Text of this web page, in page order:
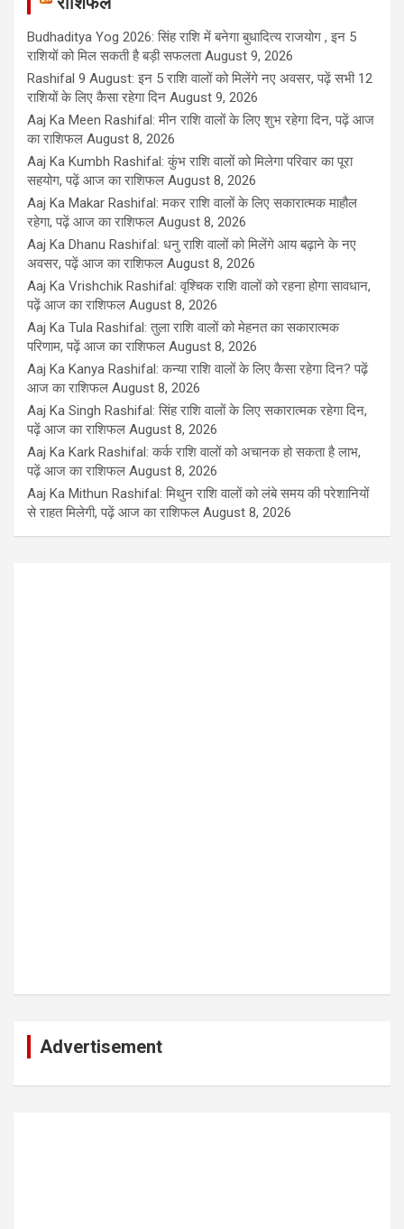
Budhaditya Yog 2026: सिंह राशि में बनेगा बुधादित्य राजयोग , इन 5
राशियों को मिल सकती है बड़ी सफलता August 9, 2026
Rashifal 9 August: इन 5 राशि वालों को मिलेंगे नए अवसर, पढ़ें सभी 12
राशियों के लिए कैसा रहेगा दिन August 9, 2026
Aaj Ka Meen Rashifal: मीन राशि वालों के लिए शुभ रहेगा दिन, पढ़ें आज
का राशिफल August 8, 2026
Aaj Ka Kumbh Rashifal: कुंभ राशि वालों को मिलेगा परिवार का पूरा
सहयोग, पढ़ें आज का राशिफल August 8, 2026
Aaj Ka Makar Rashifal: मकर राशि वालों के लिए सकारात्मक माहौल
रहेगा, पढ़ें आज का राशिफल August 8, 2026
Aaj Ka Dhanu Rashifal: धनु राशि वालों को मिलेंगे आय बढ़ाने के नए
अवसर, पढ़ें आज का राशिफल August 8, 2026
Aaj Ka Vrishchik Rashifal: वृश्चिक राशि वालों को रहना होगा सावधान,
पढ़ें आज का राशिफल August 8, 2026
Aaj Ka Tula Rashifal: तुला राशि वालों को मेहनत का सकारात्मक
परिणाम, पढ़ें आज का राशिफल August 8, 2026
Aaj Ka Kanya Rashifal: कन्या राशि वालों के लिए कैसा रहेगा दिन? पढ़ें
आज का राशिफल August 8, 2026
Aaj Ka Singh Rashifal: सिंह राशि वालों के लिए सकारात्मक रहेगा दिन,
पढ़ें आज का राशिफल August 8, 2026
Aaj Ka Kark Rashifal: कर्क राशि वालों को अचानक हो सकता है लाभ,
पढ़ें आज का राशिफल August 8, 2026
Aaj Ka Mithun Rashifal: मिथुन राशि वालों को लंबे समय की परेशानियों
से राहत मिलेगी, पढ़ें आज का राशिफल August 8, 2026
Advertisement